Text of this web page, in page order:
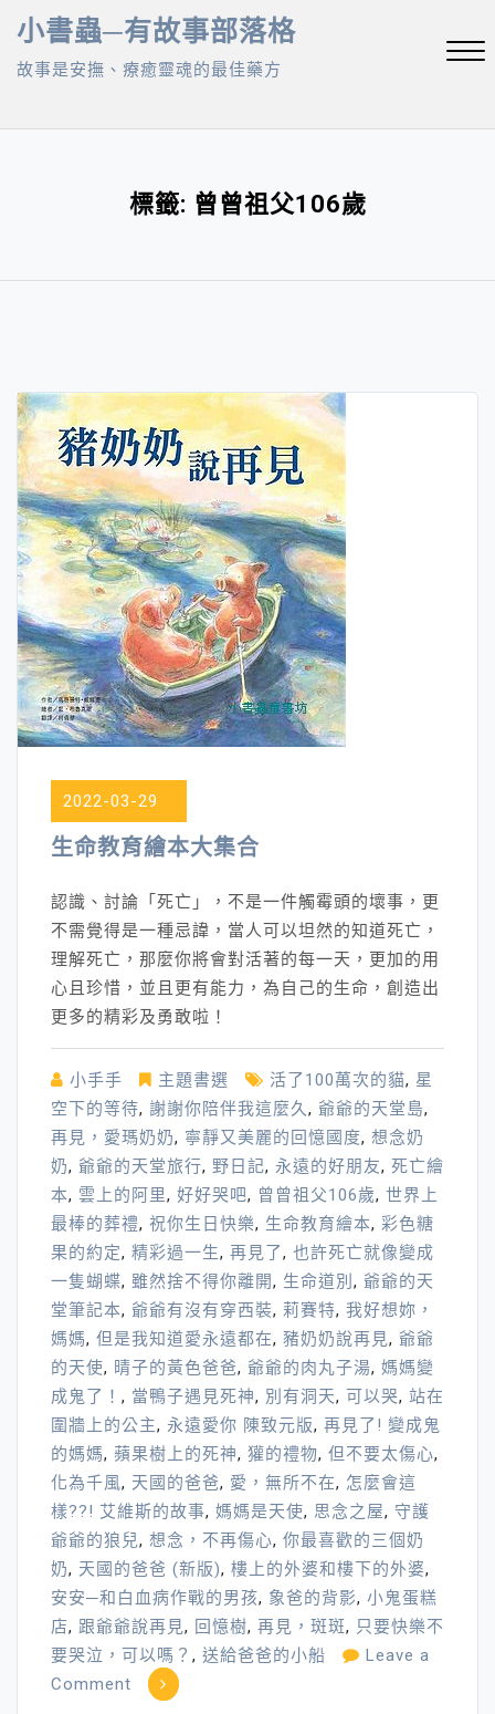
Skip
content
小書蟲─有故事部落格
故事是安撫、療癒靈魂的最佳藥方
標籤: 曾曾祖父106歲
2022-03-29
生命教育繪本大集合
認識、討論「死亡」，不是一件觸霉頭的壞事，更
不需覺得是一種忌諱，當人可以坦然的知道死亡，
理解死亡，那麼你將會對活著的每一天，更加的用
心且珍惜，並且更有能力，為自己的生命，創造出
更多的精彩及勇敢啦！
小手手 主題書選 活了100萬次的貓, 星
空下的等待, 謝謝你陪伴我這麼久 , 爺爺的天堂島,
再見，愛瑪奶奶, 寧靜又美麗的回憶國度, 想念奶
奶, 爺爺的天堂旅行, 野日記, 永遠的好朋友, 死亡繪
本, 雲上的阿里, 好好哭吧, 曾曾祖父106歲, 世界上
最棒的葬禮, 祝你生日快樂, 生命教育繪本, 彩色糖
果的約定, 精彩過一生, 再見了, 也許死亡就像變成
一隻蝴蝶, 雖然捨不得你離開, 生命道別 , 爺爺的天
堂筆記本, 爺爺有沒有穿西裝, 莉賽特, 我好想妳，
媽媽, 但是我知道愛永遠都在, 豬奶奶說再見, 爺爺
的天使, 晴子的黃色爸爸, 爺爺的肉丸子湯, 媽媽變
成鬼了！ , 當鴨子遇見死神, 別有洞天, 可以哭, 站在
圍牆上的公主, 永遠愛你 陳致元版, 再見了! 變成鬼
的媽媽, 蘋果樹上的死神, 獾的禮物, 但不要太傷心,
化為千風, 天國的爸爸, 愛，無所不在, 怎麼會這
樣??! 艾維斯的故事, 媽媽是天使, 思念之屋, 守護
爺爺的狼兒, 想念，不再傷心, 你最喜歡的三個奶
奶, 天國的爸爸 (新版), 樓上的外婆和樓下的外婆,
安安─和白血病作戰的男孩, 象爸的背影, 小鬼蛋糕
店, 跟爺爺說再見, 回憶樹, 再見，斑斑, 只要快樂不
要哭泣，可以嗎？ , 送給爸爸的小船
Leave a
Comment on